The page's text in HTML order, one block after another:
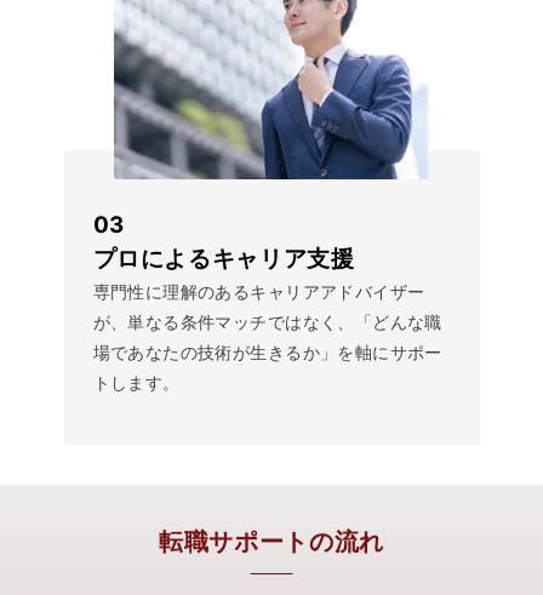
03
プロによるキャリア支援
専門性に理解のあるキャリアアドバイザー
が、単なる条件マッチではなく、「どんな職
場であなたの技術が生きるか」を軸にサポー
トします。
転職サポートの流れ